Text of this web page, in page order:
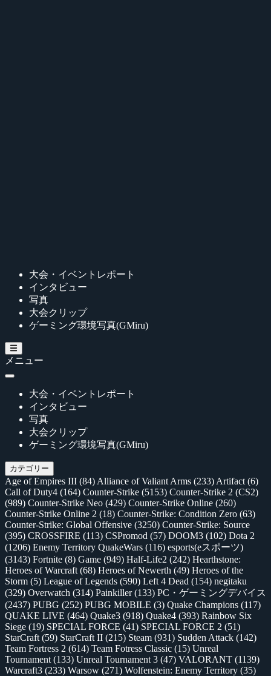
大会・イベントレポート
インタビュー
写真
大会クリップ
ゲーミング環境写真(GMiru)
メニュー
大会・イベントレポート
インタビュー
写真
大会クリップ
ゲーミング環境写真(GMiru)
カテゴリー
Age of Empires III (84) Alliance of Valiant Arms (233) Artifact (6)
Call of Duty4 (164) Counter-Strike (5153) Counter-Strike 2 (CS2)
(989) Counter-Strike Neo (429) Counter-Strike Online (260)
Counter-Strike Online 2 (18) Counter-Strike: Condition Zero (63)
Counter-Strike: Global Offensive (3250) Counter-Strike: Source
(395) CROSSFIRE (113) CSPromod (57) DOOM3 (102) Dota 2
(1206) Enemy Territory QuakeWars (116) esports(eスポーツ)
(3143) Fortnite (8) Game (949) Half-Life2 (242) Hearthstone:
Heroes of Warcraft (68) Heroes of Newerth (49) Heroes of the
Storm (5) League of Legends (590) Left 4 Dead (154) negitaku
(329) Overwatch (314) Painkiller(133) PC・ゲーミングデバイス
(2437) PUBG (252) PUBG MOBILE (3) Quake Champions (117)
QUAKE LIVE (464) Quake3 (918) Quake4 (393) Rainbow Six
Siege (19) SPECIAL FORCE (41) SPECIAL FORCE 2 (51)
StarCraft (59) StarCraft II (215) Steam (931) Sudden Attack (142)
Team Fortress 2 (614) Team Fotress Classic (15) Unreal
Tournament (133) Unreal Tournament 3 (47) VALORANT (1139)
Warcraft3 (233) Warsow (271) Wolfenstein: Enemy Territory (35)